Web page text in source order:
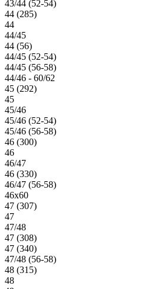
43/44 (52-54)
44 (285)
44
44/45
44 (56)
44/45 (52-54)
44/45 (56-58)
44/46 - 60/62
45 (292)
45
45/46
45/46 (52-54)
45/46 (56-58)
46 (300)
46
46/47
46 (330)
46/47 (56-58)
46х60
47 (307)
47
47/48
47 (308)
47 (340)
47/48 (56-58)
48 (315)
48